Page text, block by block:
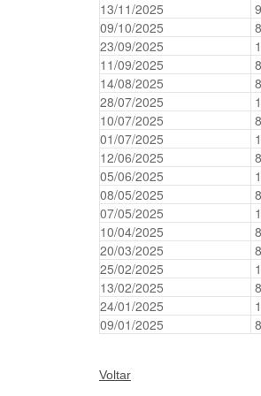
u
i
:
13/11/2025
09/10/2025
23/09/2025
11/09/2025
14/08/2025
28/07/2025
10/07/2025
01/07/2025
12/06/2025
05/06/2025
08/05/2025
07/05/2025
10/04/2025
20/03/2025
25/02/2025
13/02/2025
24/01/2025
09/01/2025
Voltar